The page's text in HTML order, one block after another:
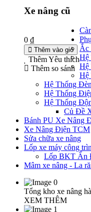
Xe nâng cũ
0 ₫
Thêm vào giỏ
Thêm Yêu thích
Thêm so sánh
Ắc
Hệ
Hệ
Hệ
Hệ Thống
Hệ Thống
Hệ Thống
Củ Đề
Bánh PU Xe Nâng
Xe Nâng Điện TCM
Sửa chữa xe nâng
Lốp xe máy công
Lốp BKT Ấn
Mâm xe nâng - La
Tổng kho xe nâng
XEM THÊM